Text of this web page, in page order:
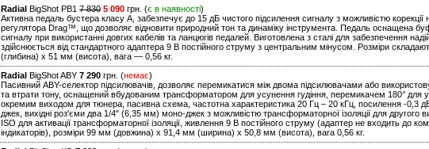
Radial BigShot PB1 7 830 5 090 грн. (є в наявності)
Активна педаль бустера класу A, забезпечує до 15 дБ чистого підсилення сигналу з можливістю
регулятора Drag™, що дозволяє відновити природний тон та динаміку інструмента. Педаль оснащена
сигналу при використанні довгих кабелів та ланцюгів педалей. Виготовлена з сталі для забезпечення
здійснюється від стандартного адаптера 9 В постійного струму з центральним мінусом. Розміри
(глибина) x 51 мм (висота), вага — 0,56 кг.
Radial
BigShot ABY 7 290 грн. (немає)
Пасивний ABY-селектор підсилювачів, дозволяє перемикатися між двома підсилювачами або
та втрати тону, оснащений вбудованим трансформатором для усунення гудіння, перемикачем 180° для
окремим виходом для тюнера, пасивна схема, частотна характеристика 20 Гц – 20 кГц, посилення -0,3
джек, вихідні роз'єми два 1/4" (6,35 мм) моно-джек з можливістю трансформаторної ізоляції для другого
ISO для активації трансформаторної ізоляції, живлення 9 В постійного струму (адаптер не входить до
індикаторів), розміри 99 мм (довжина) x 91,4 мм (ширина) x 50,8 мм (висота), вага 0,56 кг.